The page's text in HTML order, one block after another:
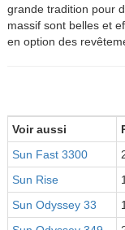
grande tradition pour
massif sont belles et
en option des
Voir aussi
Sun Fast 3300
Sun Rise
Sun Odyssey 33